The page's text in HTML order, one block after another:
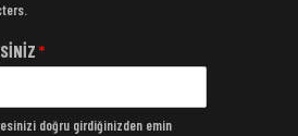
*
doğru girdiğinizden emin